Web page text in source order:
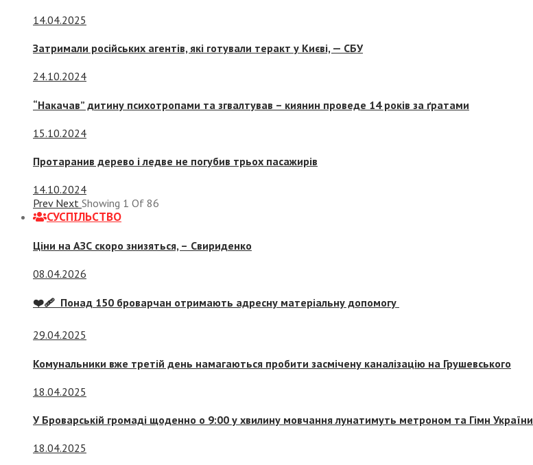
14.04.2025
Затримали російських агентів, які готували теракт у Києві, — СБУ
24.10.2024
“Накачав” дитину психотропами та згвалтував – киянин проведе 14 років за ґратами
15.10.2024
Протаранив дерево і ледве не погубив трьох пасажирів
14.10.2024
Prev Next Showing 1 Of 86
СУСПIЛЬСТВО
Ціни на АЗС скоро знизяться, – Свириденко
08.04.2026
❤️‍🩹 Понад 150 броварчан отримають адресну матеріальну допомогу
29.04.2025
Комунальники вже третій день намагаються пробити засмічену каналізацію на Грушевського
18.04.2025
У Броварській громаді щоденно о 9:00 у хвилину мовчання лунатимуть метроном та Гімн України
18.04.2025